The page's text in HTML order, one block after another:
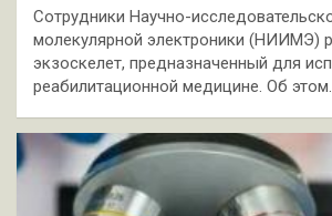
Сотрудники Научно-
молекулярной электроники (НИИМЭ)
экзоскелет, предназначенный для
реабилитационной медицине. Об